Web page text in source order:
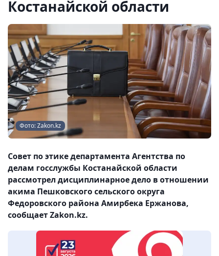
Костанайской области
Фото: Zakon.kz
Совет по этике департамента Агентства по
делам госслужбы Костанайской области
рассмотрел дисциплинарное дело в отношении
акима Пешковского сельского округа
Федоровского района Амирбека Ержанова,
сообщает Zakon.kz.